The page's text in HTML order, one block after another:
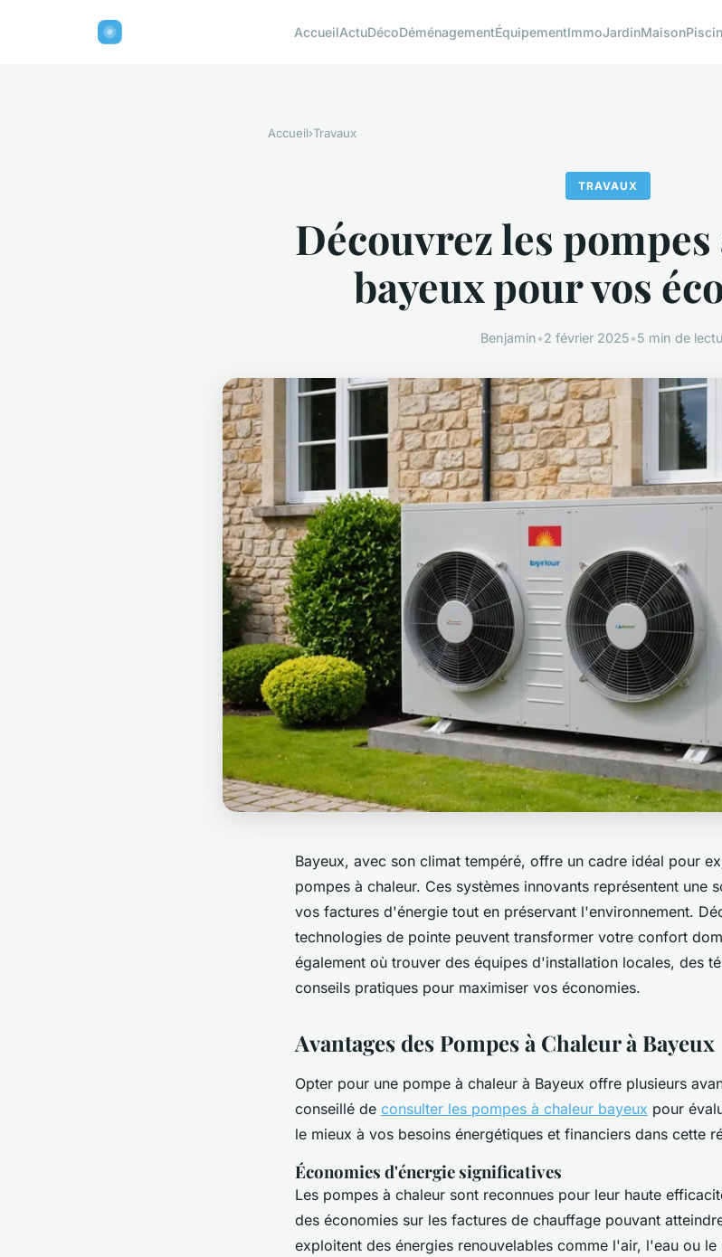
AccueilActuDécoDéménagementÉquipementImmoJardinMaison
Accueil›Travaux
TRAVAUX
Découvrez les
bayeux pour vos
Benjamin•2 février 2025•5 min de
Bayeux, avec son climat tempéré, offre un cadre idéal pour
pompes à chaleur. Ces systèmes innovants représentent une
vos factures d'énergie tout en préservant l'environnement.
technologies de pointe peuvent transformer votre confort
également où trouver des équipes d'installation locales, des
conseils pratiques pour maximiser vos économies.
Avantages des Pompes à Chaleur à Bayeux
Opter pour une pompe à chaleur à Bayeux offre plusieurs
conseillé de consulter les pompes à chaleur bayeux pour
le mieux à vos besoins énergétiques et financiers dans cette
Économies d'énergie significatives
Les pompes à chaleur sont reconnues pour leur haute
des économies sur les factures de chauffage pouvant
exploitent des énergies renouvelables comme l'air, l'eau ou